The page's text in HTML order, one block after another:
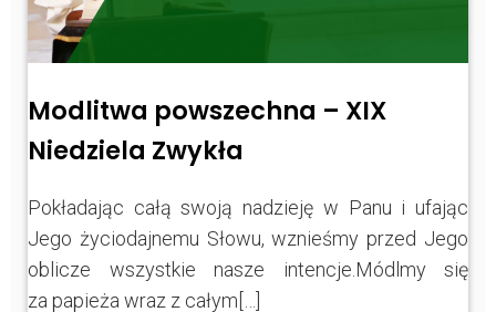
Modlitwa powszechna – XIX
Niedziela Zwykła
Pokładając całą swoją nadzieję w Panu i ufając
Jego życiodajnemu Słowu, wznieśmy przed Jego
oblicze wszystkie nasze intencje.Módlmy się
za papieża wraz z całym[…]